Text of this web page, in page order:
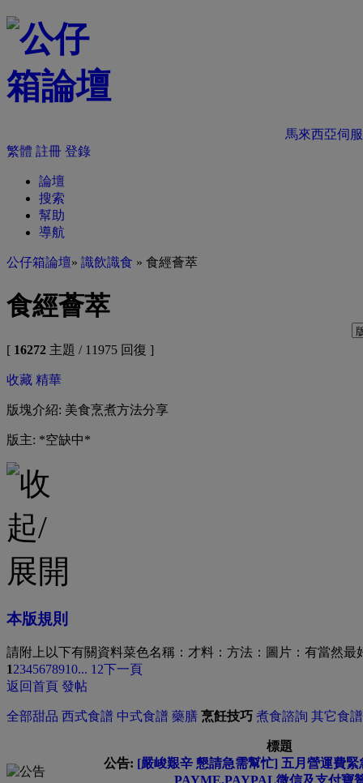
馬來西亞伺
繁體 註冊 登錄
論壇
搜索
幫助
導航
公仔箱論壇» 識飲識食 » 食經薈萃
食經薈萃
[ 16272 主題 / 11975 回復 ]
收藏 精華
版塊介紹: 美食烹煮方法分享
版主: *空缺中*
本版規則
請附上以下有關資料菜色名稱：才料：方法：圖片：有當然最
12345678910... 12下一頁
返回首頁 發帖
全部甜品 西式食譜 中式食譜 藥膳 烹飪技巧 煮食諮詢 其它食譜
標題
公告: [嚴峻艱辛 懇請急需幫忙] 五月營運費緊